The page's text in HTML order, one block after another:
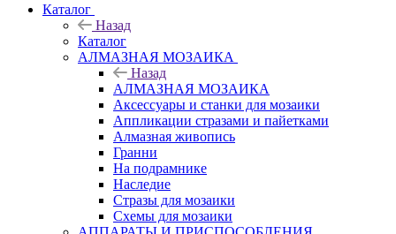
Каталог
Назад
Каталог
АЛМАЗНАЯ МОЗАИКА
Назад
АЛМАЗНАЯ МОЗАИКА
Аксессуары и станки для мозаики
Аппликации стразами и пайетками
Алмазная живопись
Гранни
На подрамнике
Наследие
Стразы для мозаики
Схемы для мозаики